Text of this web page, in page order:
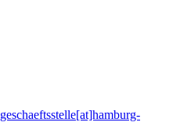
geschaeftsstelle[at]hamburg-